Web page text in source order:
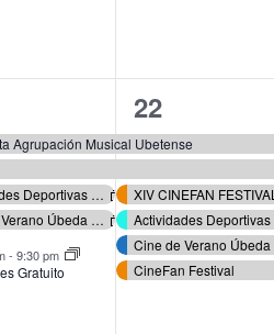
Agrupación Musical Ubetense
Actividades Deportivas Verano 2026
Cine de Verano Úbeda 2026
-9:30 pm
Gratuito
6
eventos,
22
XIV CINEFAN FESTIVAL
CineFan Festival